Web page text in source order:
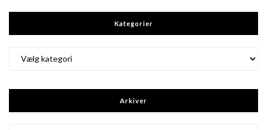
Kategorier
Arkiver